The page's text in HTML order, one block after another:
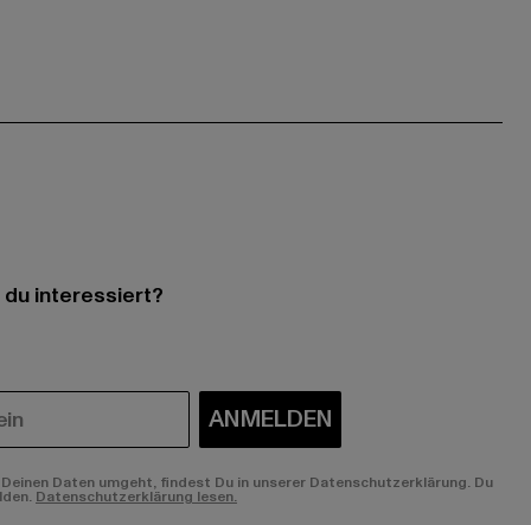
interessiert?
ANMELDEN
Daten umgeht, findest Du in unserer Datenschutzerklärung. Du
Datenschutzerklärung lesen.